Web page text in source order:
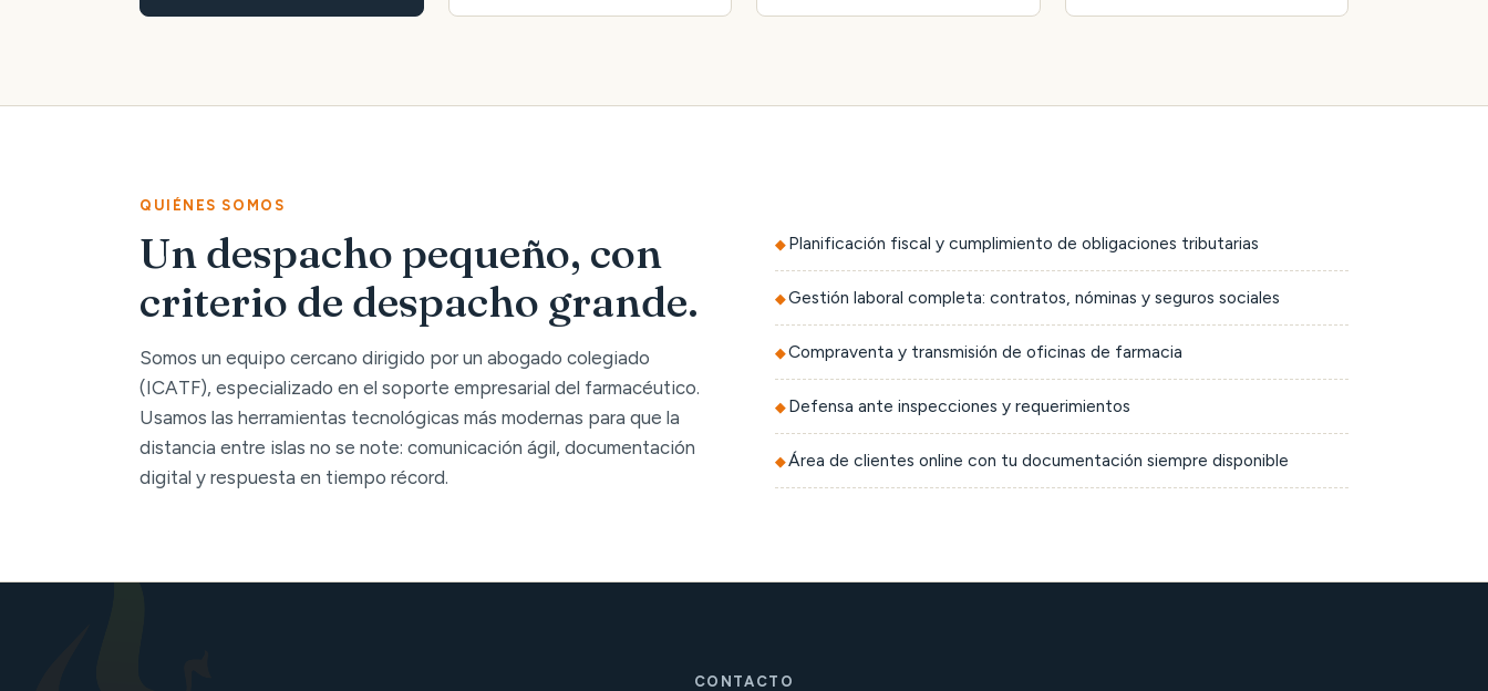
QUIÉNES SOMOS
Un despacho pequeño, con
criterio de despacho grande.
Somos un equipo cercano dirigido por un abogado colegiado
(ICATF), especializado en el soporte empresarial del farmacéutico.
Usamos las herramientas tecnológicas más modernas para que la
distancia entre islas no se note: comunicación ágil, documentación
digital y respuesta en tiempo récord.
Planificación fiscal y cumplimiento de obligaciones tributarias
Gestión laboral completa: contratos, nóminas y seguros sociales
Compraventa y transmisión de oficinas de farmacia
Defensa ante inspecciones y requerimientos
Área de clientes online con tu documentación siempre disponible
CONTACTO